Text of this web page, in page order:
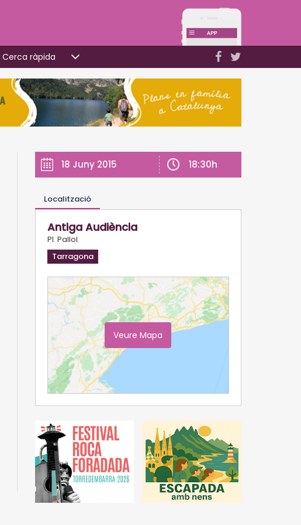
Cerca ràpida
18 Juny 2015 18:30h
Localització
Antiga Audiència
Pl. Pallol
Tarragona
Veure Mapa